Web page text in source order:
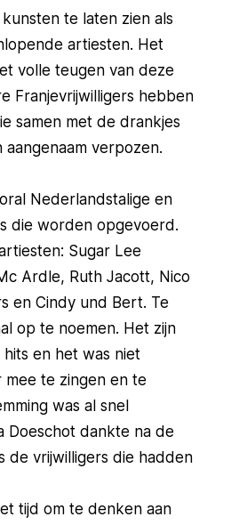
te laten zien als
artiesten. Het
volle teugen van deze
Franjevrijwilligers hebben
samen met de drankjes
verpozen.
Nederlandstalige en
die worden opgevoerd.
Sugar Lee
Ardle, Ruth Jacott, Nico
en Cindy und Bert. Te
op te noemen. Het zijn
en het was niet
mee te zingen en te
was al snel
Doeschot dankte na de
de vrijwilligers die hadden
tijd om te denken aan